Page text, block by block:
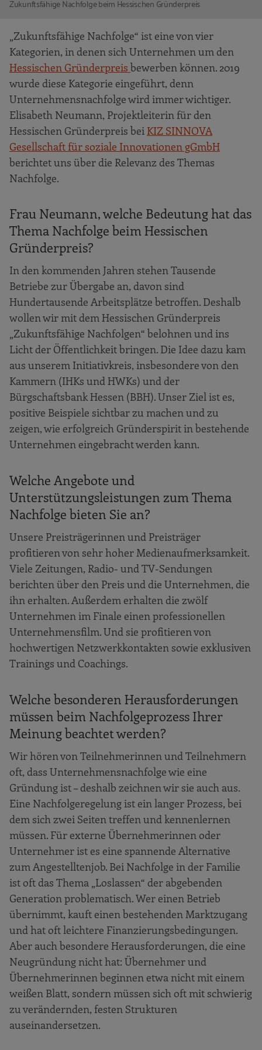
Zukunftsfähige Nachfolge beim Hessischen Gründerpreis
„Zukunftsfähige Nachfolge“ ist eine von vier
Kategorien, in denen sich Unternehmen um den
Hessischen Gründerpreis bewerben können. 2019
wurde diese Kategorie eingeführt, denn
Unternehmensnachfolge wird immer wichtiger.
Elisabeth Neumann, Projektleiterin für den
Hessischen Gründerpreis bei KIZ SINNOVA
Gesellschaft für soziale Innovationen gGmbH
berichtet uns über die Relevanz des Themas
Nachfolge.
Frau Neumann, welche Bedeutung hat das
Thema Nachfolge beim Hessischen
Gründerpreis?
In den kommenden Jahren stehen Tausende
Betriebe zur Übergabe an, davon sind
Hundertausende Arbeitsplätze betroffen. Deshalb
wollen wir mit dem Hessischen Gründerpreis
„Zukunftsfähige Nachfolgen“ belohnen und ins
Licht der Öffentlichkeit bringen. Die Idee dazu kam
aus unserem Initiativkreis, insbesondere von den
Kammern (IHKs und HWKs) und der
Bürgschaftsbank Hessen (BBH). Unser Ziel ist es,
positive Beispiele sichtbar zu machen und zu
zeigen, wie erfolgreich Gründerspirit in bestehende
Unternehmen eingebracht werden kann.
Welche Angebote und
Unterstützungsleistungen zum Thema
Nachfolge bieten Sie an?
Unsere Preisträgerinnen und Preisträger
profitieren von sehr hoher Medienaufmerksamkeit.
Viele Zeitungen, Radio- und TV-Sendungen
berichten über den Preis und die Unternehmen, die
ihn erhalten. Außerdem erhalten die zwölf
Unternehmen im Finale einen professionellen
Unternehmensfilm. Und sie profitieren von
hochwertigen Netzwerkkontakten sowie exklusiven
Trainings und Coachings.
Welche besonderen Herausforderungen
müssen beim Nachfolgeprozess Ihrer
Meinung beachtet werden?
Wir hören von Teilnehmerinnen und Teilnehmern
oft, dass Unternehmensnachfolge wie eine
Gründung ist – deshalb zeichnen wir sie auch aus.
Eine Nachfolgeregelung ist ein langer Prozess, bei
dem sich zwei Seiten treffen und kennenlernen
müssen. Für externe Übernehmerinnen oder
Unternehmer ist es eine spannende Alternative
zum Angestelltenjob. Bei Nachfolge in der Familie
ist oft das Thema „Loslassen“ der abgebenden
Generation problematisch. Wer einen Betrieb
übernimmt, kauft einen bestehenden Marktzugang
und hat oft leichtere Finanzierungsbedingungen.
Aber auch besondere Herausforderungen, die eine
Neugründung nicht hat: Übernehmer und
Übernehmerinnen beginnen etwa nicht mit einem
weißen Blatt, sondern müssen sich oft mit schwierig
zu verändernden, festen Strukturen
auseinandersetzen.